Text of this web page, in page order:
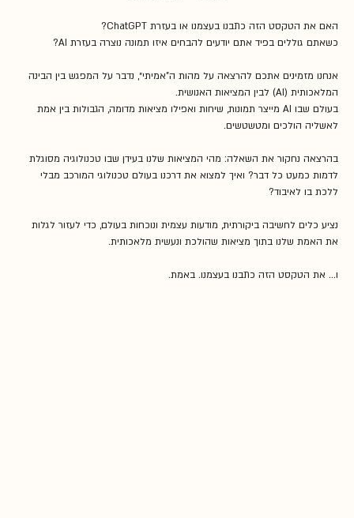
האם את הטקסט הזה כתבנו בעצמנו או בעזרת ChatGPT?
כשאתם גוללים בפיד אתם יודעים להבחים איזו תמונה נוצרה בעזרת AI?
אנחנו מזמינים אתכם להרצאה על מהות ה"אמיתי״, נדבר על המפגש בין הבינה
המלאכותית (AI) לבין המציאות האנושית.
בעולם שבו AI מייצר תמונות, שיחות ואפילו מציאות מדומה, הגבולות בין אמת
לאשליה הולכים ומטשטשים.
בהרצאה נחקור את השאלה: מהי המציאות שלנו בעידן שבו טכנולוגיה מסוגלת
לדמות כמעט כל דבר? ואיך למצוא את דרכנו בעולם טכנולוגי המורכב מבלי
ללכת בו לאיבוד?
נציע כלים לחשיבה ביקורתית, מודעות עצמית ונוכחות בעולם, כדי לעזור לגלות
את האמת שלנו בתוך מציאות שהולכת ונעשית מלאכותית.
ו... את הטקסט הזה כתבנו בעצמנו. באמת.